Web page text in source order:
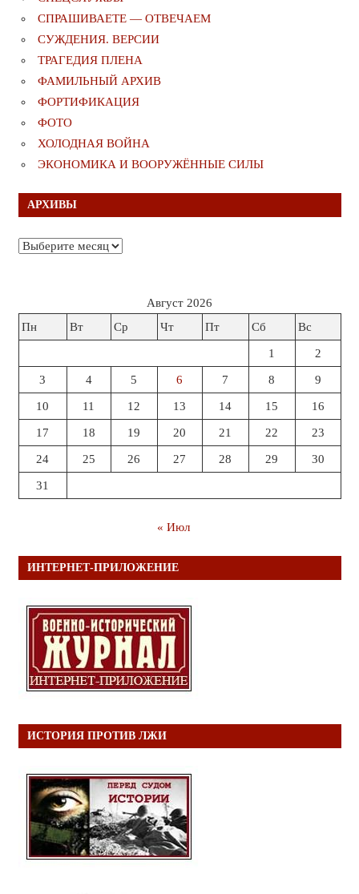
СПРАШИВАЕТЕ — ОТВЕЧАЕМ
СУЖДЕНИЯ. ВЕРСИИ
ТРАГЕДИЯ ПЛЕНА
ФАМИЛЬНЫЙ АРХИВ
ФОРТИФИКАЦИЯ
ФОТО
ХОЛОДНАЯ ВОЙНА
ЭКОНОМИКА И ВООРУЖЁННЫЕ СИЛЫ
АРХИВЫ
Архивы
Август 2026
Пн
Вт Ср Чт Пт Сб Вс
1 2
3 4 5 6 7 8 9
10 11 12 13 14 15 16
17 18 19 20 21 22 23
24 25 26 27 28 29 30
31
« Июл
ИНТЕРНЕТ-ПРИЛОЖЕНИЕ
ИСТОРИЯ ПРОТИВ ЛЖИ